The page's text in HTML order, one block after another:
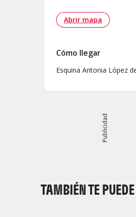
Abrir mapa
Cómo llegar
Esquina Antonia López
Publicidad
TAMBIÉN TE